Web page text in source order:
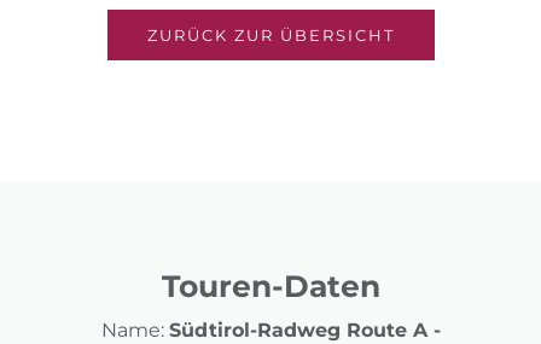
ZURÜCK ZUR ÜBERSICHT
Touren-Daten
Name: Südtirol-Radweg Route A -